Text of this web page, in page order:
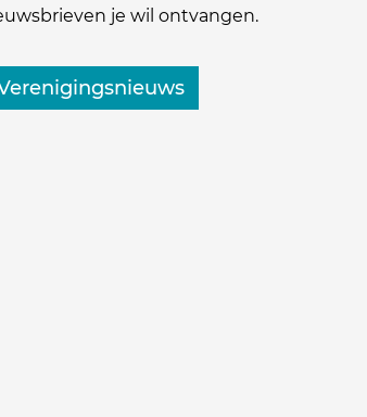
je wil ontvangen.